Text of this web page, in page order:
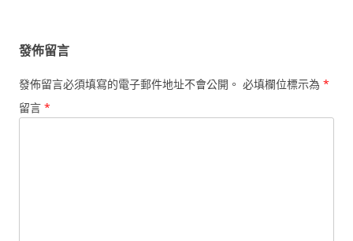
發佈留言
發佈留言必須填寫的電子郵件地址不會公開。 必填欄位標示為 *
留言 *